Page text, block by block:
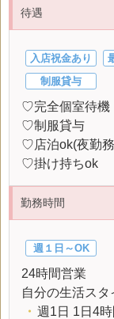
待遇
入店祝金あり
制服貸与
♡完全個室待機
♡制服貸与
♡店泊ok(夜勤
♡掛け持ちok
勤務時間
週１日～OK
24時間営業
自分の生活ス
・ 週1日 1日4